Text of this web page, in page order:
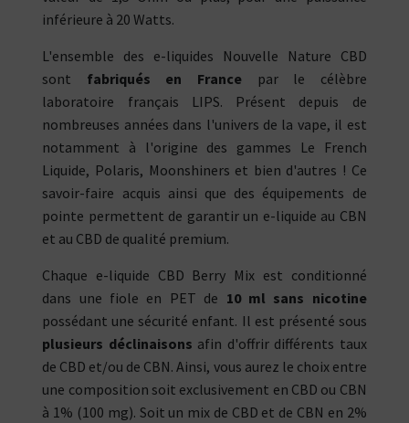
inférieure à 20 Watts.
L'ensemble des e-liquides Nouvelle Nature CBD
sont fabriqués en France par le célèbre
laboratoire français LIPS. Présent depuis de
nombreuses années dans l'univers de la vape, il est
notamment à l'origine des gammes Le French
Liquide, Polaris, Moonshiners et bien d'autres ! Ce
savoir-faire acquis ainsi que des équipements de
pointe permettent de garantir un e-liquide au CBN
et au CBD de qualité premium.
Chaque e-liquide CBD Berry Mix est conditionné
dans une fiole en PET de 10 ml sans nicotine
possédant une sécurité enfant. Il est présenté sous
plusieurs déclinaisons afin d'offrir différents taux
de CBD et/ou de CBN. Ainsi, vous aurez le choix entre
une composition soit exclusivement en CBD ou CBN
à 1% (100 mg). Soit un mix de CBD et de CBN en 2%